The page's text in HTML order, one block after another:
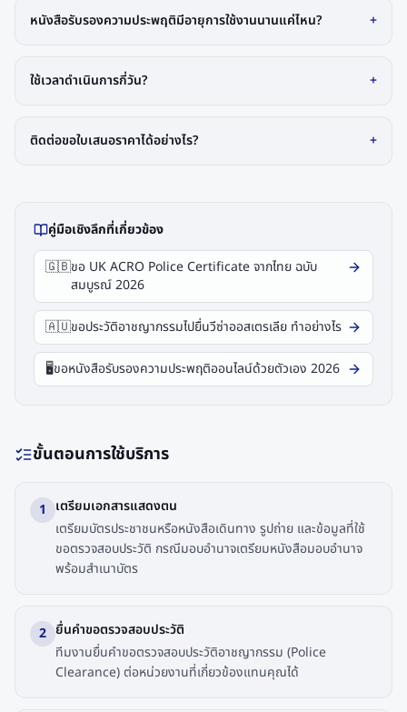
หนังสือรับรองความประพฤติมีอายุการใช้งานนานแค่ไหน? +
ใช้เวลาดำเนินการกี่วัน? +
ติดต่อขอใบเสนอราคาได้อย่างไร? +
คู่มือเชิงลึกที่เกี่ยวข้อง
🇬🇧ขอ UK ACRO Police Certificate จากไทย ฉบับ
สมบูรณ์ 2026
🇦🇺ขอประวัติอาชญากรรมไปยื่นวีซ่าออสเตรเลีย ทำอย่างไร
🖥️ขอหนังสือรับรองความประพฤติออนไลน์ด้วยตัวเอง 2026
ขั้นตอนการใช้บริการ
1
เตรียมเอกสารแสดงตน
เตรียมบัตรประชาชนหรือหนังสือเดินทาง รูปถ่าย และข้อมูลที่ใช้
ขอตรวจสอบประวัติ กรณีมอบอำนาจเตรียมหนังสือมอบอำนาจ
พร้อมสำเนาบัตร
2 ยื่นคำขอตรวจสอบประวัติ
ทีมงานยื่นคำขอตรวจสอบประวัติอาชญากรรม (Police
Clearance) ต่อหน่วยงานที่เกี่ยวข้องแทนคุณได้